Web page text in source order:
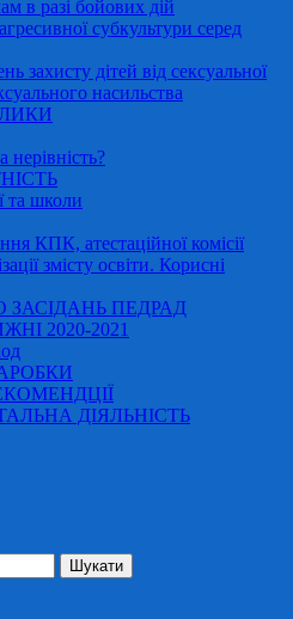
в разі бойових дій
субкультури серед
захисту дітей від сексуальної
насильства
та школи
КПК, атестаційної комісії
змісту освіти. Корисні
ЗАСІДАНЬ ПЕДРАД
2020-2021
ДІЯЛЬНІСТЬ